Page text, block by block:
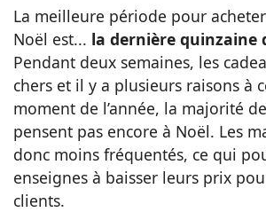
La meilleure période pour
Noël est... la dernière quinzaine
Pendant deux semaines, les
chers et il y a plusieurs raisons à
moment de l’année, la majorité
pensent pas encore à Noël. Les
donc moins fréquentés, ce qui
enseignes à baisser leurs prix
clients.